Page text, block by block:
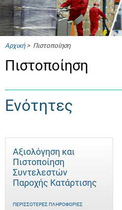
Αρχική> Πιστοποίηση
Πιστοποίηση
Ενότητες
Αξιολόγηση και
Πιστοποίηση
Συντελεστών
Παροχής Κατάρτισης
ΠΕΡΙΣΣΌΤΕΡΕΣ ΠΛΗΡΟΦΟΡΊΕΣ